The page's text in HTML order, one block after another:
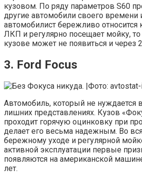
кузовом. По ряду параметров S60
другие автомобили своего времени
автомобилист бережливо относится
ЛКП и регулярно посещает мойку,
кузове может не появиться и через
3. Ford Focus
Автомобиль, который не нуждается
лишних представлениях. Кузов
проходит горячую оцинковку при
делает его весьма надежным. Во
бережному уходе и регулярной
активной эксплуатации первые
появляются на американской
лет.